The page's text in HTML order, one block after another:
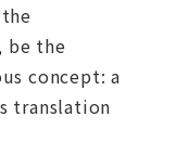
be the
concept: a
translation